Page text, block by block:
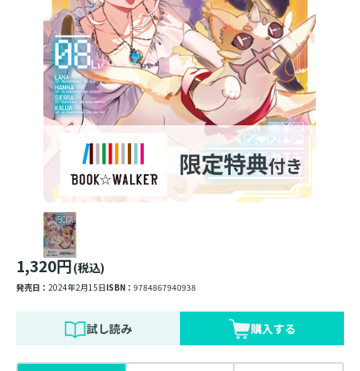
1,320円(税込)
発売日： 2024年2月15日ISBN： 9784867940938
試し読み 購入する